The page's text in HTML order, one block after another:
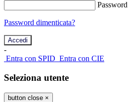
Password
Password dimenticata?
-
Entra con SPID Entra con CIE
Seleziona utente
button close ×